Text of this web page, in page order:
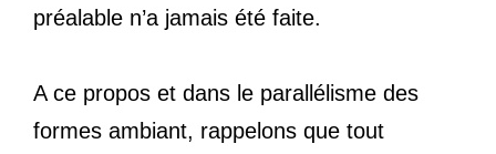
préalable n’a jamais été faite.
A ce propos et dans le parallélisme des
formes ambiant, rappelons que tout